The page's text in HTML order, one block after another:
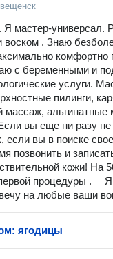
мастер-универсал.
воском . Знаю
комфортно
с беременными и
услуги.
пилинги,
альгинатные
вы еще ни разу
если вы в поиске
позвонить и
кожи! На
процедуры . ⠀ Я
на любые ваши
ягодицы